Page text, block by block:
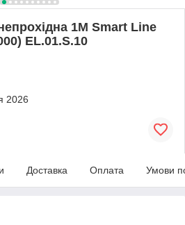
1М Smart Line
EL.01.S.10
2026
Доставка Оплата Умови